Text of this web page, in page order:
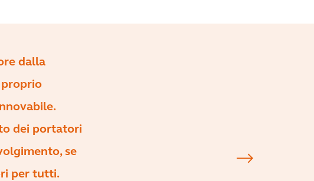
dalla
dei portatori
se
per tutti.